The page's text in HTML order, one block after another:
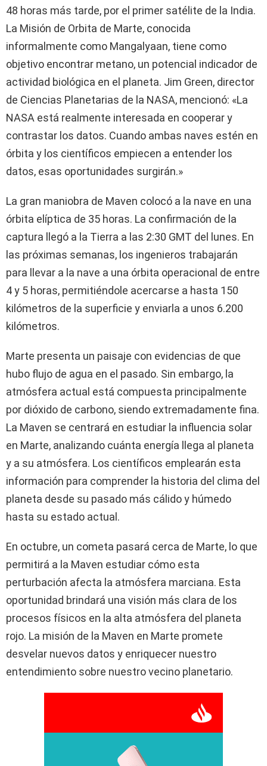
48 horas más tarde, por el primer satélite de la India.
La Misión de Orbita de Marte, conocida
informalmente como Mangalyaan, tiene como
objetivo encontrar metano, un potencial indicador de
actividad biológica en el planeta. Jim Green, director
de Ciencias Planetarias de la NASA, mencionó: «La
NASA está realmente interesada en cooperar y
contrastar los datos. Cuando ambas naves estén en
órbita y los científicos empiecen a entender los
datos, esas oportunidades surgirán.»
La gran maniobra de Maven colocó a la nave en una
órbita elíptica de 35 horas. La confirmación de la
captura llegó a la Tierra a las 2:30 GMT del lunes. En
las próximas semanas, los ingenieros trabajarán
para llevar a la nave a una órbita operacional de entre
4 y 5 horas, permitiéndole acercarse a hasta 150
kilómetros de la superficie y enviarla a unos 6.200
kilómetros.
Marte presenta un paisaje con evidencias de que
hubo flujo de agua en el pasado. Sin embargo, la
atmósfera actual está compuesta principalmente
por dióxido de carbono, siendo extremadamente fina.
La Maven se centrará en estudiar la influencia solar
en Marte, analizando cuánta energía llega al planeta
y a su atmósfera. Los científicos emplearán esta
información para comprender la historia del clima del
planeta desde su pasado más cálido y húmedo
hasta su estado actual.
En octubre, un cometa pasará cerca de Marte, lo que
permitirá a la Maven estudiar cómo esta
perturbación afecta la atmósfera marciana. Esta
oportunidad brindará una visión más clara de los
procesos físicos en la alta atmósfera del planeta
rojo. La misión de la Maven en Marte promete
desvelar nuevos datos y enriquecer nuestro
entendimiento sobre nuestro vecino planetario.